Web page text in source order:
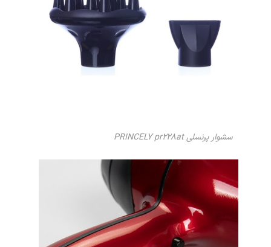
سشوار پرنسلی PRINCELY pr228at